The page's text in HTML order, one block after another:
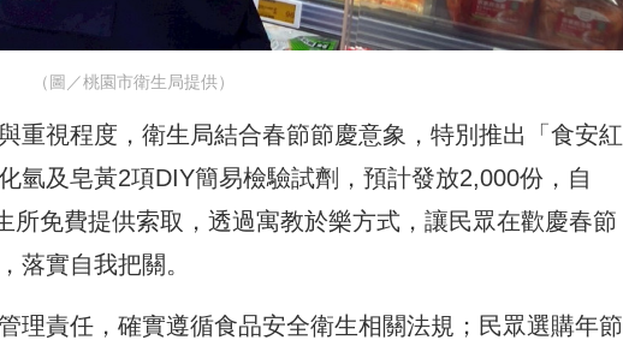
（圖／桃園市衛生局提供）
重視程度，衛生局結合春節節慶意象，特別推出「食安紅
氫及皂黃2項DIY簡易檢驗試劑，預計發放2,000份，自
所免費提供索取，透過寓教於樂方式，讓民眾在歡慶春節
落實自我把關。
理責任，確實遵循食品安全衛生相關法規；民眾選購年節